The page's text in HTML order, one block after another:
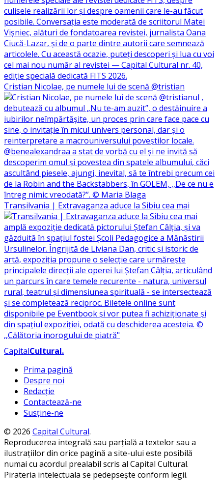
Cristian Nicolae, pe numele lui de scenă @tristian
Transilvania | Extravaganza aduce la Sibiu cea mai
CapitalCultural.
Prima pagină
Despre noi
Redacție
Contactează-ne
Susține-ne
© 2026 Capital Cultural.
Reproducerea integrală sau parțială a textelor sau a
ilustrațiilor din orice pagină a site-ului este posibilă
numai cu acordul prealabil scris al Capital Cultural.
Pirateria intelectuala se pedepsește conform legii.